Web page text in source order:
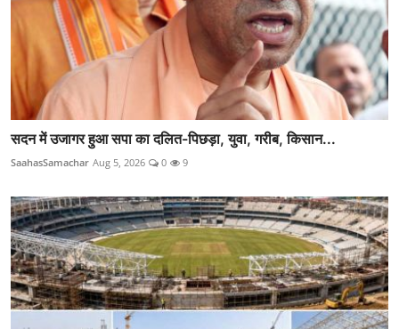
सदन में उजागर हुआ सपा का दलित-पिछड़ा, युवा, गरीब, किसान...
SaahasSamachar Aug 5, 2026 0 9